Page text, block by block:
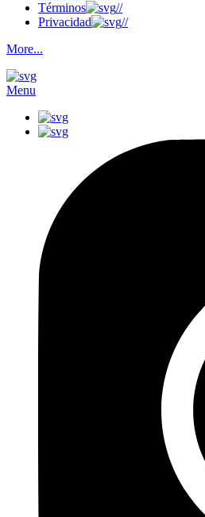
Términos
//
Privacidad
//
More...
Menu